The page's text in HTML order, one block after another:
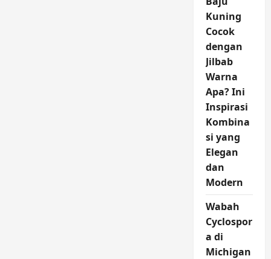
Kuning
Cocok
dengan
Jilbab
Warna
Apa? Ini
Inspirasi
Kombina
si yang
Elegan
dan
Modern
Wabah
Cyclospor
a di
Michigan